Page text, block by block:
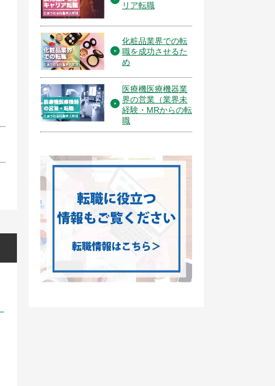
リア転職
化粧品業界での転
職を成功させるた
め
医療機医療機器業
界の営業（業界未
経験・MRからの転
職